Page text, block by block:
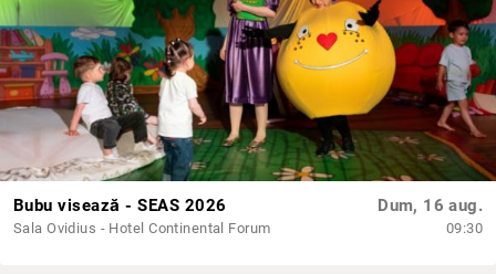
Bubu visează - SEAS 2026
Sala Ovidius - Hotel Continental Forum
Dum, 16 aug.
09:30